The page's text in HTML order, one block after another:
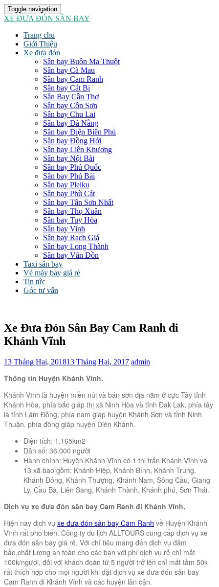
Toggle navigation
XE ĐƯA ĐÓN SÂN BAY
Trang chủ
Giới Thiệu
Xe đưa đón
Sân bay Buôn Ma Thuột
Sân bay Cà Mau
Sân bay Cam Ranh
Sân bay Cát Bi
Sân Bay Cần Thơ
Sân bay Côn Sơn
Sân bay Chu Lai
Sân bay Đà Nẵng
Sân bay Điện Biên Phủ
Sân bay Đồng Hới
Sân bay Liên Khương
Sân bay Nội Bài
Sân bay Phú Quốc
Sân bay Phú Bài
Sân bay Pleiku
Sân bay Phù Cát
Sân bay Tân Sơn Nhất
Sân bay Thọ Xuân
Sân bay Tuy Hòa
Sân bay Vinh
Sân bay Rạch Giá
Sân bay Long Thành
Sân bay Vân Đồn
Taxi sân bay
Vé máy bay giá rẻ
Tin tức
Góc tư vấn
Xe Đưa Đón Sân Bay Cam Ranh đi
Khánh Vĩnh
13 Tháng Hai, 201813 Tháng Hai, 2017 admin
Thông tin Huyện Khánh Vĩnh.
Khánh Vĩnh là huyện miền núi và bán sơn địa nằm ở cực Tây tỉnh
Khánh Hòa, phía bắc giáp thị xã Ninh Hòa và tỉnh Đak Lak, phía tây
là tỉnh Lâm Đồng, phía nam giáp huyện Khánh Sơn và tỉnh Ninh
Thuận, phía đông giáp huyện Diên Khánh.
Diện tích: 1.165km2
Dân số: 36.000 người
Hành chính: Huyện Khánh Vĩnh có 1 thị trấn Khánh Vĩnh và
13 xã bao gồm: Khánh Hiệp, Khánh Bình, Khánh Trung,
Khánh Đông, Khánh Thượng, Khánh Nam, Sông Cầu, Giang
Ly, Cầu Bà, Liên Sang, Khánh Thành, Khánh phú, Sơn Thái.
Dịch vụ xe đưa đón sân bay Cam Ranh đi Khánh Vĩnh.
Hiện nay dịch vụ xe đưa đón sân bay Cam Ranh về Huyện Khánh
Vĩnh rất phổ biến. Công ty du lịch ALLTOURS cung cấp dịch vụ xe
đưa đón sân bay giá rẻ. Với chỉ tiêu mang đến dịch vụ đảm
bảo,chất lượng an toàn cho các bạn với phí dịch vụ rẻ chỉ mất
100k/người, đối với khách đoàn từ 5 người trở lên chỉ mất tầm 50k
rất thích hợp cho mọi người khi đặt dịch vụ xe đưa đón sân bay
Cam Ranh đi Khánh Vĩnh và các huyện lân cận.